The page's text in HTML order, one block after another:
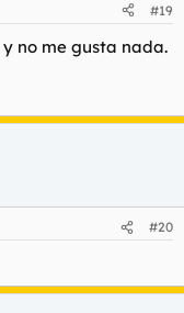
#19
no me gusta nada.
#20